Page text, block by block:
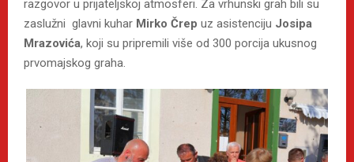
razgovor u prijateljskoj atmosferi. Za vrhunski grah bili su
zaslužni glavni kuhar Mirko Črep uz asistenciju Josipa
Mrazovića, koji su pripremili više od 300 porcija ukusnog
prvomajskog graha.